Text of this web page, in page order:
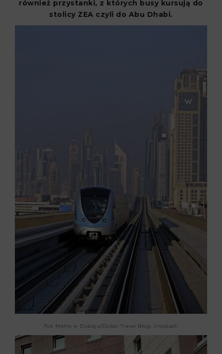
również przystanki, z których busy kursują do
stolicy ZEA czyli do Abu Dhabi.
Fot. Metro w Dubaju/Dubai Travel Blog, Unsplash